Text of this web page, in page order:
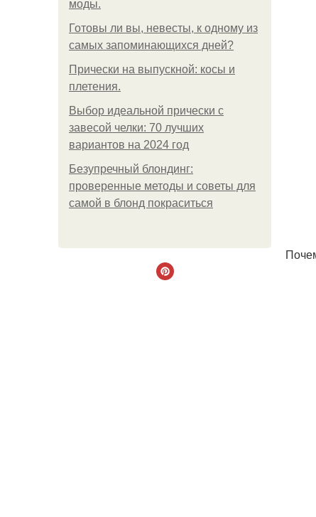
моды.
Готовы ли вы, невесты, к одному из
самых запоминающихся дней?
Прически на выпускной: косы и
плетения.
Выбор идеальной прически с
завесой челки: 70 лучших
вариантов на 2024 год
Безупречный блондинг:
проверенные методы и советы для
самой в блонд покраситься